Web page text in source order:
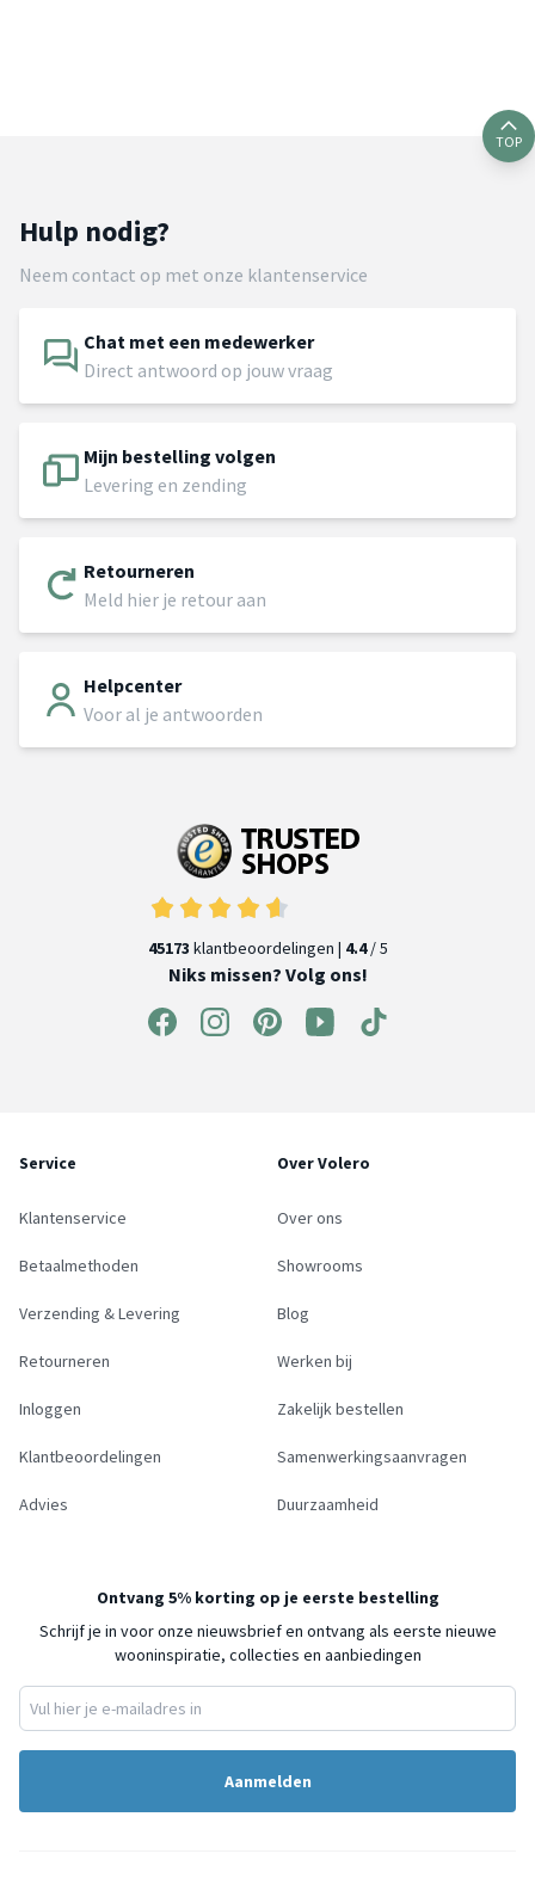
TOP
Hulp nodig?
Neem contact op met onze klantenservice
Chat met een medewerker
Direct antwoord op jouw vraag
Mijn bestelling volgen
Levering en zending
Retourneren
Meld hier je retour aan
Helpcenter
Voor al je antwoorden
45173 klantbeoordelingen | 4.4/ 5
Niks missen? Volg ons!
Service
Klantenservice
Betaalmethoden
Verzending & Levering
Retourneren
Inloggen
Klantbeoordelingen
Advies
Over Volero
Over ons
Showrooms
Blog
Werken bij
Zakelijk bestellen
Samenwerkingsaanvragen
Duurzaamheid
Ontvang 5% korting op je eerste bestelling
Schrijf je in voor onze nieuwsbrief en ontvang als eerste nieuwe
wooninspiratie, collecties en aanbiedingen
Aanmelden